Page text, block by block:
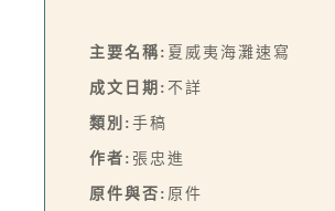
主要名稱: 夏威夷海灘速寫
成文日期: 不詳
類別: 手稿
作者: 張忠進
原件與否: 原件